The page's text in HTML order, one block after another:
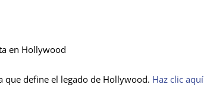
en Hollywood
que define el legado de Hollywood. Haz clic aquí